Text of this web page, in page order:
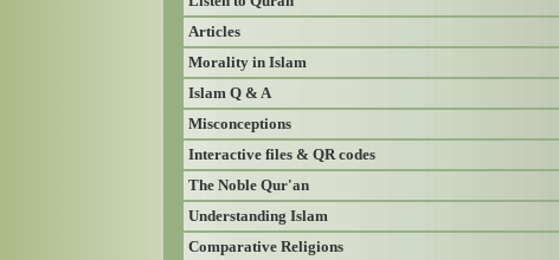
Articles
Morality in Islam
Islam Q & A
Misconceptions
Interactive files & QR codes
The Noble Qur'an
Understanding Islam
Comparative Religions